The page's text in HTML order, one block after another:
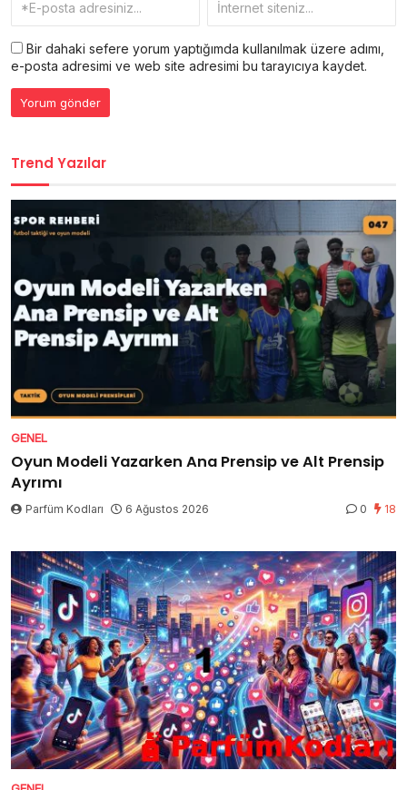
Bir dahaki sefere yorum yaptığımda kullanılmak üzere adımı,
e-posta adresimi ve web site adresimi bu tarayıcıya kaydet.
Trend Yazılar
GENEL
Oyun Modeli Yazarken Ana Prensip ve Alt Prensip
Ayrımı
Parfüm Kodları 6 Ağustos 2026 0 18